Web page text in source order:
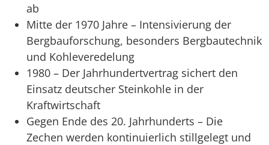
ab
Mitte der 1970 Jahre – Intensivierung der
Bergbauforschung, besonders Bergbautechnik
und Kohleveredelung
1980 – Der Jahrhundertvertrag sichert den
Einsatz deutscher Steinkohle in der
Kraftwirtschaft
Gegen Ende des 20. Jahrhunderts – Die
Zechen werden kontinuierlich stillgelegt und